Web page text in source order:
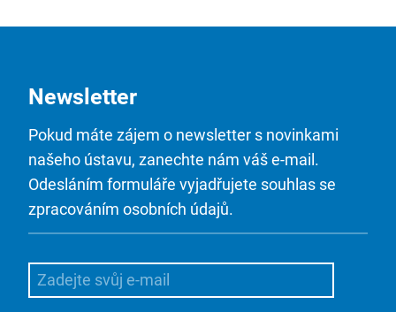
Newsletter
Pokud máte zájem o newsletter s novinkami
našeho ústavu, zanechte nám váš e-mail.
Odesláním formuláře vyjadřujete souhlas se
zpracováním osobních údajů.